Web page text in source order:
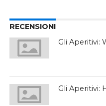
RECENSIONI
Gli Aperitivi:
Gli Aperitivi: